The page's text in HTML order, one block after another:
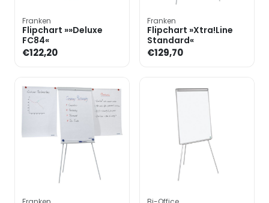
Franken
Flipchart »»Deluxe
FC84«
€122,20
Franken
Flipchart »Xtra!Line
Standard«
€129,70